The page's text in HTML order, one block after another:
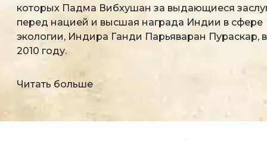
которых Падма Вибхушан за выдающиеся
перед нацией и высшая награда Индии в сфере
экологии, Индира Ганди Парьяваран Пураскар, в
2010 году.
Читать больше